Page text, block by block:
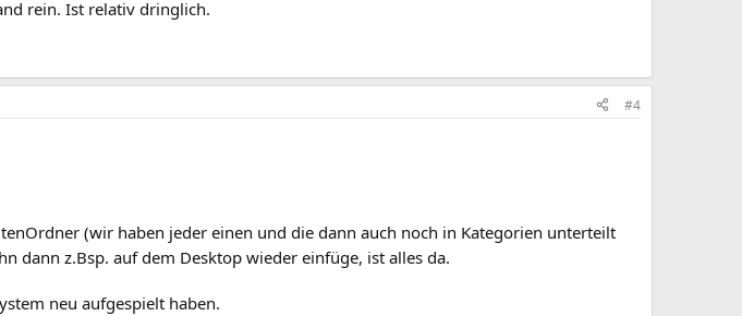
rein. Ist relativ dringlich.
#4
(wir haben jeder einen und die dann auch noch in Kategorien unterteilt
dann z.Bsp. auf dem Desktop wieder einfüge, ist alles da.
neu aufgespielt haben.